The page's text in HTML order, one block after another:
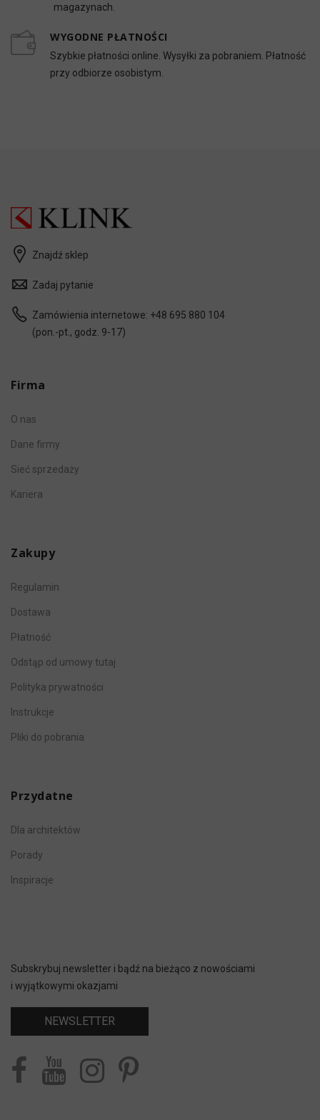
magazynach.
WYGODNE PŁATNOŚCI
Szybkie płatności online. Wysyłki za pobraniem. Płatność
przy odbiorze osobistym.
Znajdź sklep
Zadaj pytanie
Zamówienia internetowe: +48 695 880 104
(pon.-pt., godz. 9-17)
Firma
O nas
Dane firmy
Sieć sprzedaży
Kariera
Zakupy
Regulamin
Dostawa
Płatność
Odstąp od umowy tutaj
Polityka prywatności
Instrukcje
Pliki do pobrania
Przydatne
Dla architektów
Porady
Inspiracje
Subskrybuj newsletter i bądź na bieżąco z nowościami
i wyjątkowymi okazjami
NEWSLETTER